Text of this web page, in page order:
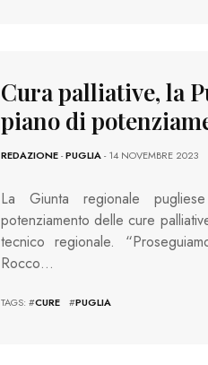
Cura palliative, la
piano di
REDAZIONE-PUGLIA- 14 NOVEMBRE 2023
La Giunta regionale
potenziamento delle cure
tecnico regionale.
Rocco…
TAGS: #CURE #PUGLIA